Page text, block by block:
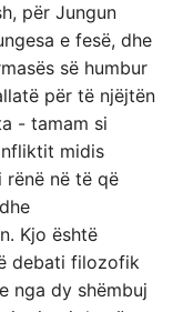
për Jungun
e fesë, dhe
së humbur
për të njëjtën
- tamam si
midis
rënë në të që
Kjo është
debati filozofik
nga dy shëmbuj